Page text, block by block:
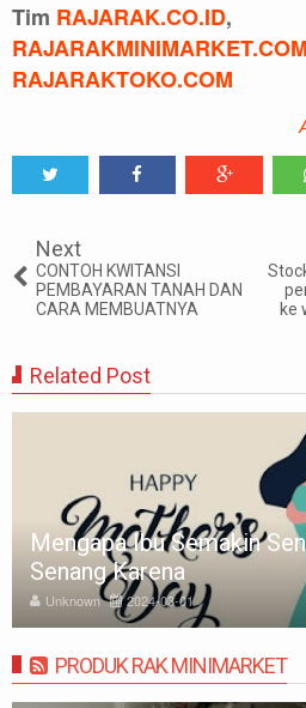
Tim RAJARAK.CO.ID,
RAJARAKMINIMARKET.COM
RAJARAKTOKO.COM
Next
CONTOH KWITANSI
PEMBAYARAN TANAH DAN
CARA MEMBUATNYA
ke
Related Post
15
DUNIA
Unknown 2024-02-24
PRODUK RAK MINIMARKET